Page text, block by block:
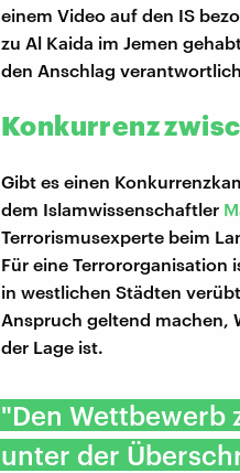
einem Video auf den IS
zu Al Kaida im Jemen
den Anschlag
Konkurrenz
Gibt es einen
dem Islamwissenschaftler
Terrorismusexperte beim
Für eine Terrororganisation
in westlichen Städten
Anspruch geltend machen,
der Lage ist.
"Den Wettbewerb
unter der